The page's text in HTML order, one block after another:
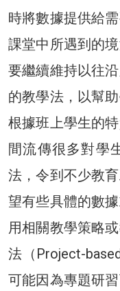
時將數據提供給
課堂中所遇到的
要繼續維持以往
的教學法，以幫
根據班上學生的
間流傳很多對學
法，令到不少教
望有些具體的數
用相關教學策略
法（Project-
可能因為專題研